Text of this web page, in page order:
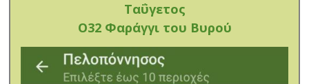
Ταΰγετος
Ο32 Φαράγγι του Βυρού